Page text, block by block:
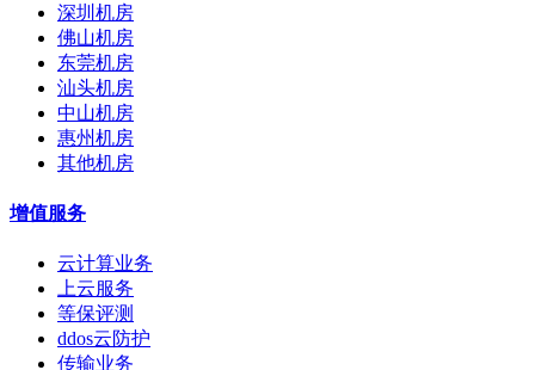
深圳机房
佛山机房
东莞机房
汕头机房
中山机房
惠州机房
其他机房
增值服务
云计算业务
上云服务
等保评测
ddos云防护
传输业务